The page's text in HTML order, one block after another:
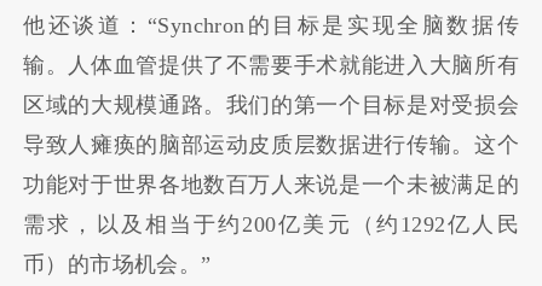
他还谈道：“Synchron的目标是实现全脑数据传
输。人体血管提供了不需要手术就能进入大脑所有
区域的大规模通路。我们的第一个目标是对受损会
导致人瘫痪的脑部运动皮质层数据进行传输。这个
功能对于世界各地数百万人来说是一个未被满足的
需求，以及相当于约200亿美元（约1292亿人民
币）的市场机会。”